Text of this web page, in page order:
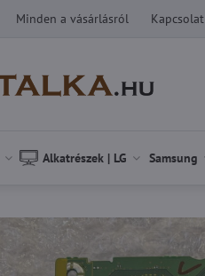
Minden a vásárlásról Kapcsolat
Alkatrészek | LG Samsung